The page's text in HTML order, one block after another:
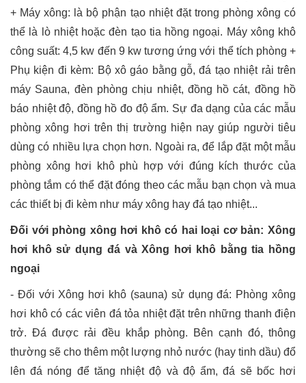
+ Máy xông: là bộ phận tạo nhiệt đặt trong phòng xông có
thể là lò nhiệt hoặc đèn tạo tia hồng ngoại. Máy xông khô
công suất: 4,5 kw đến 9 kw tương ứng với thể tích phòng +
Phụ kiện đi kèm: Bộ xô gáo bằng gỗ, đá tạo nhiệt rải trên
máy Sauna, đèn phòng chịu nhiệt, đồng hồ cát, đồng hồ
báo nhiệt độ, đồng hồ đo độ ẩm. Sự đa dạng của các mẫu
phòng xông hơi trên thị trường hiện nay giúp người tiêu
dùng có nhiều lựa chọn hơn. Ngoài ra, để lắp đặt một mẫu
phòng xông hơi khô phù hợp với đúng kích thước của
phòng tắm có thể đặt đóng theo các mẫu bạn chọn và mua
các thiết bị đi kèm như máy xông hay đá tạo nhiệt...
Đối với phòng xông hơi khô có hai loại cơ bản: Xông
hơi khô sử dụng đá và Xông hơi khô bằng tia hồng
ngoại
- Đối với Xông hơi khô (sauna) sử dụng đá: Phòng xông
hơi khô có các viên đá tỏa nhiệt đặt trên những thanh điện
trở. Đá được rải đều khắp phòng. Bên cạnh đó, thông
thường sẽ cho thêm một lượng nhỏ nước (hay tinh dầu) đổ
lên đá nóng để tăng nhiệt độ và độ ẩm, đá sẽ bốc hơi